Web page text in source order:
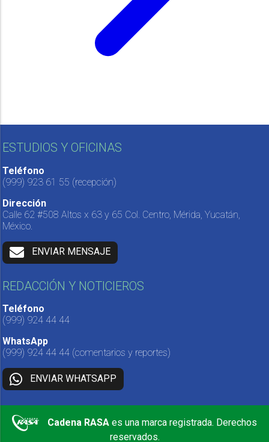
ESTUDIOS Y OFICINAS
Teléfono
(999) 923 61 55 (recepción)
Dirección
Calle 62 #508 Altos x 63 y 65 Col. Centro, Mérida, Yucatán,
México.
ENVIAR MENSAJE
REDACCIÓN Y NOTICIEROS
Teléfono
(999) 924 44 44
WhatsApp
(999) 924 44 44 (comentarios y reportes)
ENVIAR WHATSAPP
Cadena RASA es una marca registrada. Derechos
reservados.